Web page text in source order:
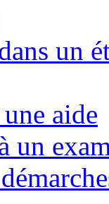
un
aide
un